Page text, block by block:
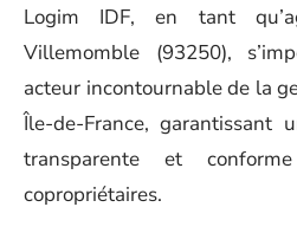
Logim IDF, en tant
Villemomble (93250),
acteur incontournable de la
Île-de-France, garantissant
transparente et
copropriétaires.